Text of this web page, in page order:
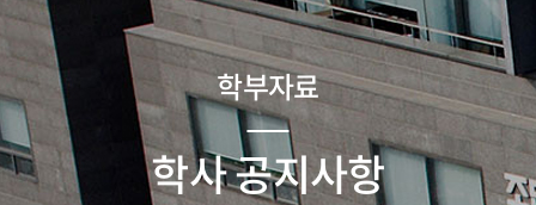
학부자료
학사 공지사항